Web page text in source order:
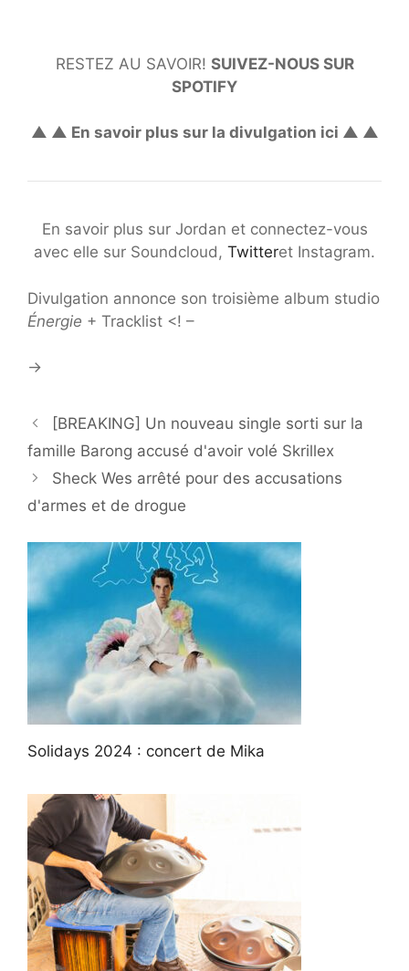
RESTEZ AU SAVOIR! SUIVEZ-NOUS SUR
SPOTIFY
▲ ▲ En savoir plus sur la divulgation ici ▲ ▲
En savoir plus sur Jordan et connectez-vous
avec elle sur Soundcloud, Twitteret Instagram.
Divulgation annonce son troisième album studio
Énergie + Tracklist <! –
->
[BREAKING] Un nouveau single sorti sur la
famille Barong accusé d'avoir volé Skrillex
Sheck Wes arrêté pour des accusations
d'armes et de drogue
Solidays 2024 : concert de Mika